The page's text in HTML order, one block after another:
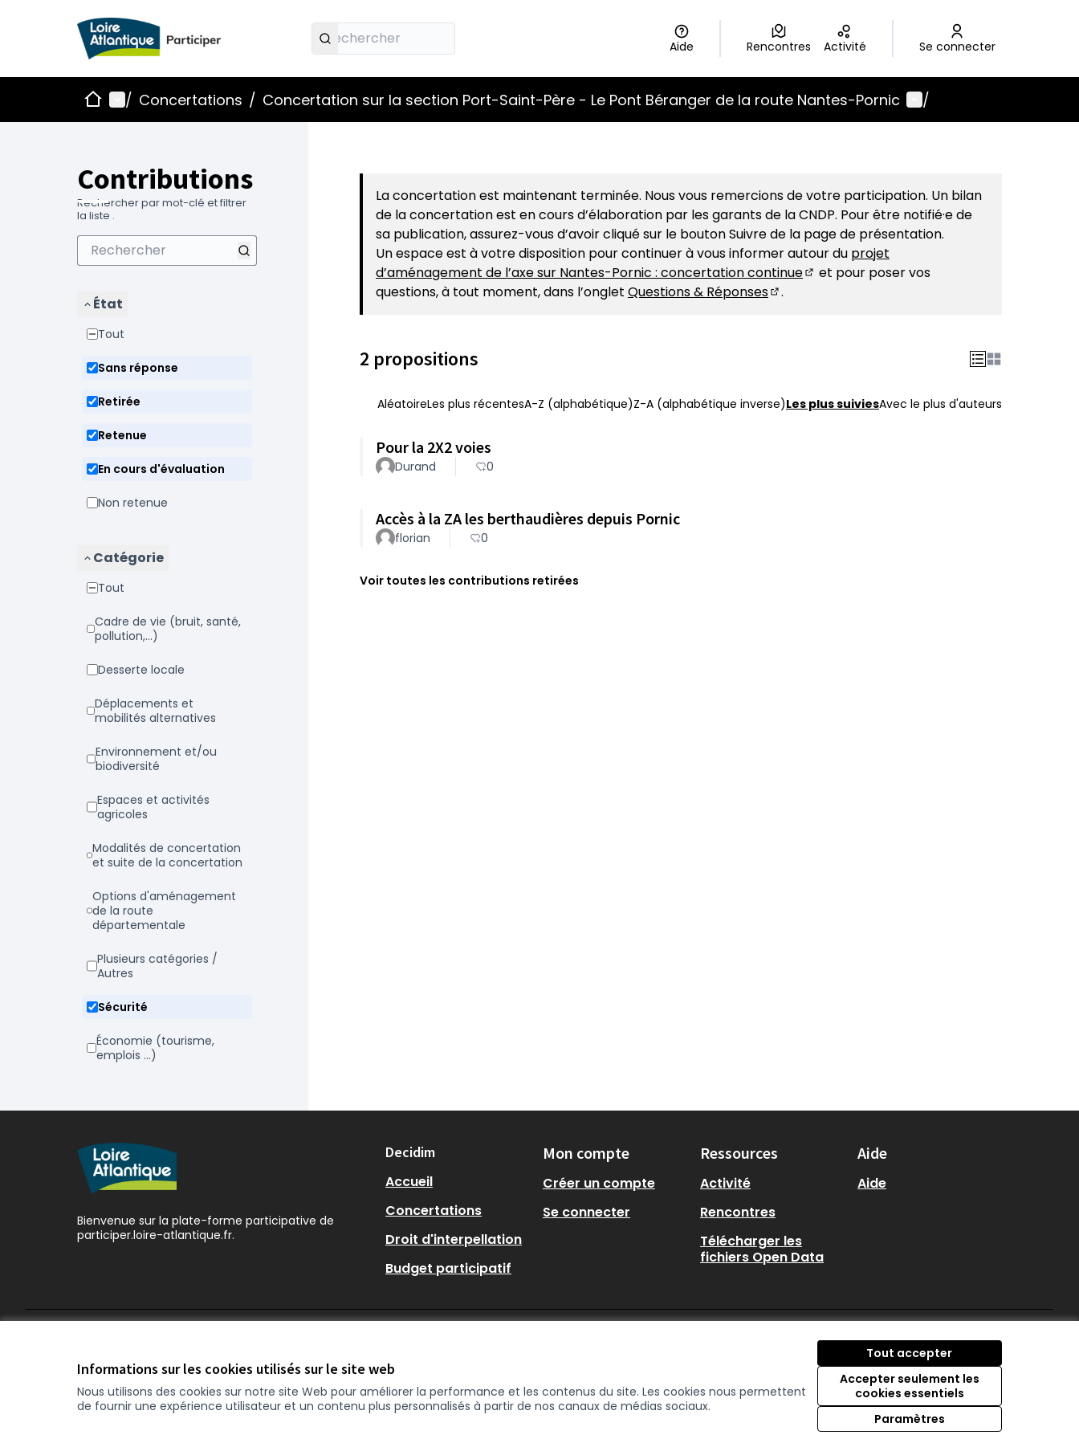
Informations sur les cookies utilisés sur le site web
Nous utilisons des cookies sur notre site Web pour améliorer la performance et les contenus du site. Les cookies nous permettent
de fournir une expérience utilisateur et un contenu plus personnalisés à partir de nos canaux de médias sociaux.
Tout accepter
Accepter seulement les
cookies essentiels
Paramètres
Aide Rencontres Activité Se connecter
AccueilMenu principal
/ Concertations / Concertation sur la section Port-Saint-Père - Le Pont Béranger de la route Nantes-Pornic Menu utilisateur
/
Contributions
Rechercher par mot-clé et filtrer
la liste .
État
Tout
Sans réponse
Retirée
Retenue
En cours d'évaluation
Non retenue
Catégorie
Tout
Cadre de vie (bruit, santé,
pollution,...)
Desserte locale
Déplacements et
mobilités alternatives
Environnement et/ou
biodiversité
Espaces et activités
agricoles
Modalités de concertation
et suite de la concertation
Options d'aménagement
de la route
départementale
Plusieurs catégories /
Autres
Sécurité
Économie (tourisme,
emplois ...)
La concertation est maintenant terminée. Nous vous remercions de votre participation. Un bilan
de la concertation est en cours d’élaboration par les garants de la CNDP. Pour être notifié·e de
sa publication, assurez-vous d’avoir cliqué sur le bouton Suivre de la page de présentation.
Un espace est à votre disposition pour continuer à vous informer autour du projet
d’aménagement de l’axe sur Nantes-Pornic : concertation continue
(S'ouvre dans un nouvel onglet)
et pour poser vos
questions, à tout moment, dans l’onglet Questions & Réponses .
2 propositions
AléatoireLes plus récentesA-Z (alphabétique)Z-A (alphabétique inverse)Les plus suiviesAvec le plus d'auteurs
Pour la 2X2 voies
Durand 0
Accès à la ZA les berthaudières depuis Pornic
florian 0
Voir toutes les contributions retirées
Bienvenue sur la plate-forme participative de
participer.loire-atlantique.fr.
Decidim
Accueil
Concertations
Droit d'interpellation
Budget participatif
Mon compte
Créer un compte
Se connecter
Ressources
Activité
Rencontres
Télécharger les
fichiers Open Data
Aide
Aide
(Lien externe)
(Lien externe)
(Lien externe)
Licence Creative
(Lien externe)